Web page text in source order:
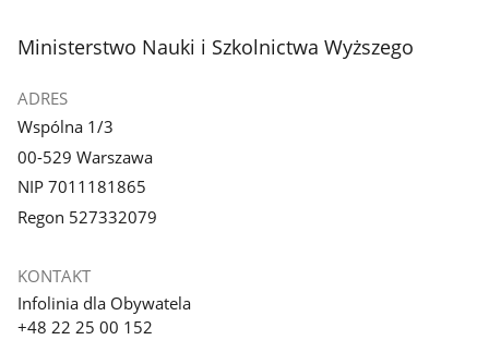
stopka
Ministerstwo Nauki i Szkolnictwa Wyższego
ADRES
Wspólna 1/3
00-529 Warszawa
NIP 7011181865
Regon 527332079
KONTAKT
Infolinia dla Obywatela
+48 22 25 00 152